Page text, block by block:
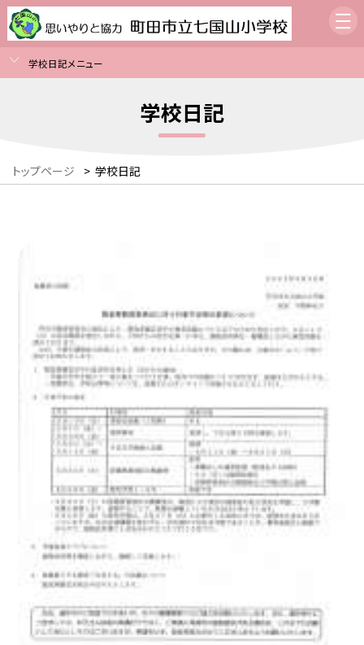
学校日記メニュー
学校日記
トップページ > 学校日記